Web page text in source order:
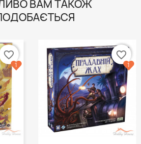
ВАМ ТАКОЖ
favorite_border
1
favorite_border
1